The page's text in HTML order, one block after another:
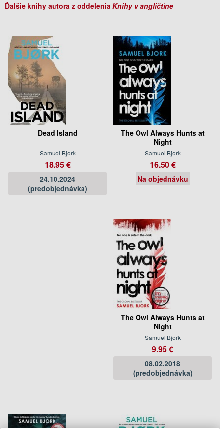
Ďalšie knihy autora z oddelenia Knihy v angličtine
Dead Island
Samuel Bjork
18.95 €
24.10.2024
(predobjednávka)
The Owl Always Hunts at
Night
Samuel Bjork
16.50 €
Na objednávku
The Owl Always Hunts at
Night
Samuel Bjork
9.95 €
08.02.2018
(predobjednávka)